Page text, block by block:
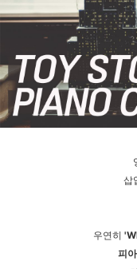
삽
우연히
피